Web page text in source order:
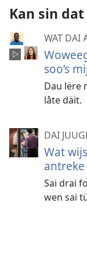
Kan sin
WAT DAI
soo’s
Dau lëre
låte däit.
DAI
Wat
antreke
Sai drai
wen sai